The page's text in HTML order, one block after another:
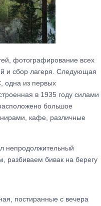
фотографирование всех
и сбор лагеря. Следующая
одна из первых
в 1935 году силами
большое
кафе, различные
непродолжительный
разбиваем бивак на берегу
постиранные с вечера